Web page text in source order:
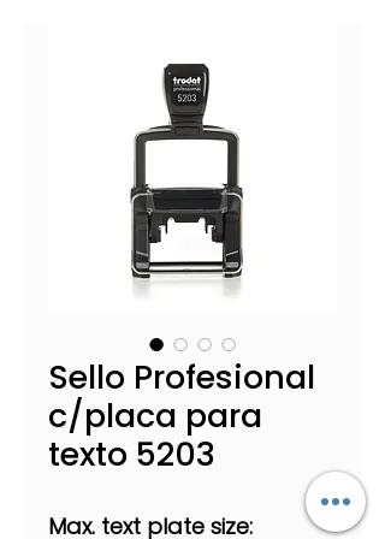
Sello Profesional
c/placa para
texto 5203
Max. text plate size: